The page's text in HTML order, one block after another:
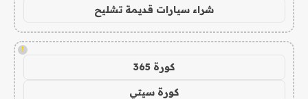
شراء سيارات قديمة تشليح
!
كورة 365
كورة سيتي